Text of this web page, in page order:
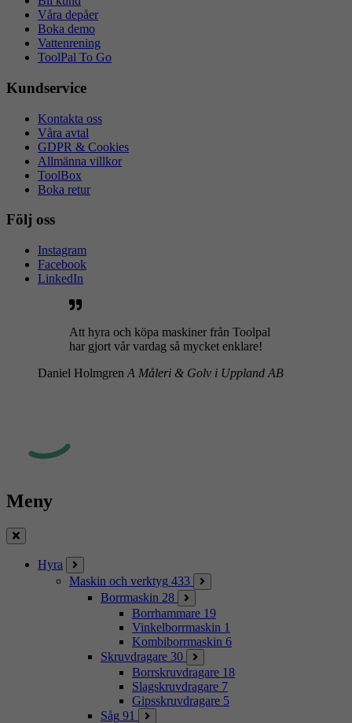
Våra depåer
Boka demo
Vattenrening
ToolPal To Go
Kundservice
Kontakta oss
Våra avtal
GDPR & Cookies
Allmänna villkor
ToolBox
Boka retur
Följ oss
Instagram
Facebook
LinkedIn
Att hyra och köpa maskiner från Toolpal
har gjort vår vardag så mycket enklare!
Daniel Holmgren A Måleri & Golv i Uppland AB
Meny
Stäng
Hyra
Maskin och verktyg 433
Borrmaskin 28
Borrhammare 19
Vinkelborrmaskin 1
Kombiborrmaskin 6
Skruvdragare 30
Borrskruvdragare 18
Slagskruvdragare 7
Gipsskruvdragare 5
Såg 91